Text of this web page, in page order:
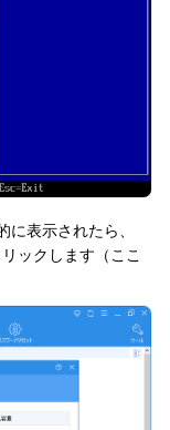
表示されたら、
ックします（ここ